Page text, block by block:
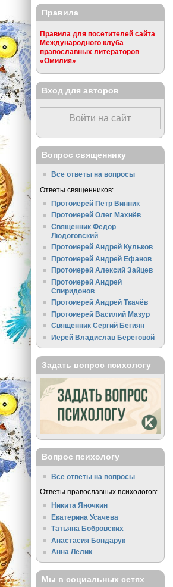
Правила
Правила для посетителей сайта
Международного клуба
православных литераторов
«Омилия»
Вход для авторов
Войти на сайт
Вопрос священнику
Все ответы на вопросы
Ответы священников:
Протоиерей Пётр Винник
Протоиерей Олег Махнёв
Священник Федор
Людоговский
Протоиерей Андрей Кульков
Протоиерей Андрей Ефанов
Протоиерей Алексий Зайцев
Протоиерей Андрей
Спиридонов
Протоиерей Андрей Ткачёв
Протоиерей Василий Мазур
Священник Сергий Бегиян
Иерей Владислав Береговой
Задать вопрос психологу
Вопрос психологу
Все ответы на вопросы
Ответы православных психологов:
Никита Яночкин
Екатерина Усачева
Татьяна Бобровских
Анастасия Бондарук
Анна Лелик
Мы в социальных сетях